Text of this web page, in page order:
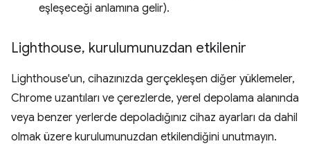
eşleşeceği anlamına gelir).
Lighthouse, kurulumunuzdan etkilenir
Lighthouse'un, cihazınızda gerçekleşen diğer yüklemeler,
Chrome uzantıları ve çerezlerde, yerel depolama alanında
veya benzer yerlerde depoladığınız cihaz ayarları da dahil
olmak üzere kurulumunuzdan etkilendiğini unutmayın.